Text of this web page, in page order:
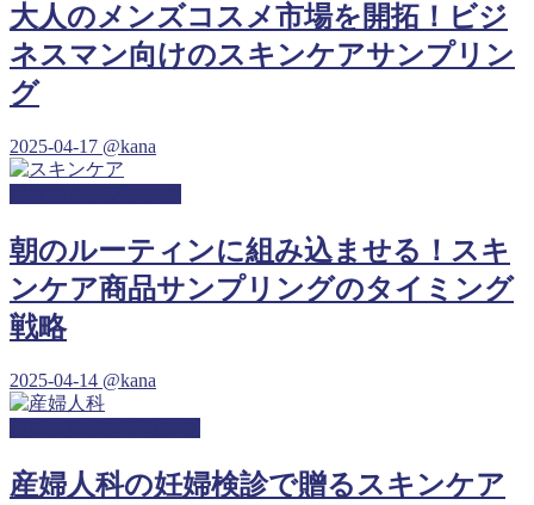
大人のメンズコスメ市場を開拓！ビジ
ネスマン向けのスキンケアサンプリン
グ
2025-04-17 @kana
朝のルーティンに組み込ませる！スキ
ンケア商品サンプリングのタイミング
戦略
2025-04-14 @kana
産婦人科の妊婦検診で贈るスキンケア